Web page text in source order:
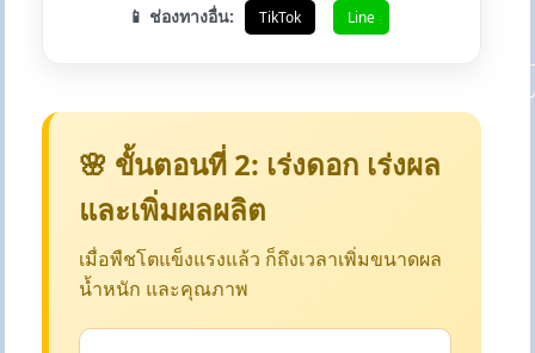
📱 ช่องทางอื่น: TikTok Line
🌸 ขั้นตอนที่ 2: เร่งดอก เร่งผล
และเพิ่มผลผลิต
เมื่อพืชโตแข็งแรงแล้ว ก็ถึงเวลาเพิ่มขนาดผล
น้ำหนัก และคุณภาพ